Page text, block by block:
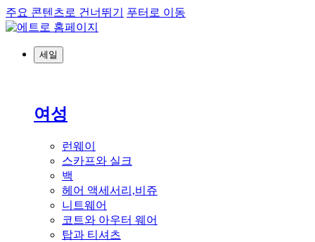
주요 콘텐츠로 건너뛰기 푸터로 이동
세일
여성
런웨이
스카프와 실크
백
헤어 액세서리,비쥬
니트웨어
코트와 아우터 웨어
탑과 티셔츠